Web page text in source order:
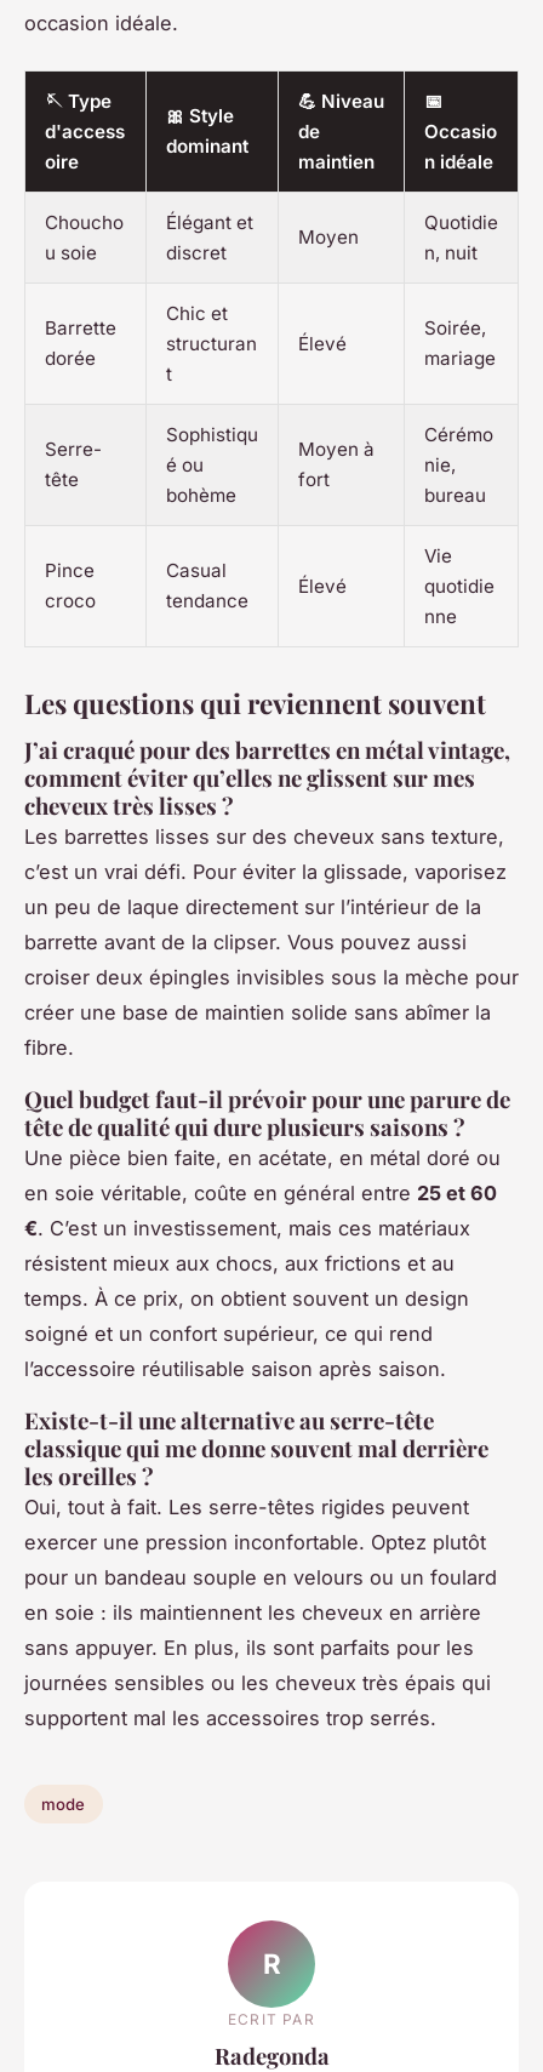
occasion idéale.
🪡 Type
d'access
oire
🎀 Style
dominant
💪 Niveau
de
maintien
📅
Occasio
n idéale
Choucho
u soie
Élégant et
discret
Moyen
Quotidie
n, nuit
Barrette
dorée
Chic et
structuran
t
Élevé
Soirée,
mariage
Serre-
tête
Sophistiqu
é ou
bohème
Moyen à
fort
Cérémo
nie,
bureau
Pince
croco
Casual
tendance
Élevé
Vie
quotidie
nne
Les questions qui reviennent souvent
J’ai craqué pour des barrettes en métal vintage,
comment éviter qu’elles ne glissent sur mes
cheveux très lisses ?
Les barrettes lisses sur des cheveux sans texture,
c’est un vrai défi. Pour éviter la glissade, vaporisez
un peu de laque directement sur l’intérieur de la
barrette avant de la clipser. Vous pouvez aussi
croiser deux épingles invisibles sous la mèche pour
créer une base de maintien solide sans abîmer la
fibre.
Quel budget faut-il prévoir pour une parure de
tête de qualité qui dure plusieurs saisons ?
Une pièce bien faite, en acétate, en métal doré ou
en soie véritable, coûte en général entre 25 et 60
€. C’est un investissement, mais ces matériaux
résistent mieux aux chocs, aux frictions et au
temps. À ce prix, on obtient souvent un design
soigné et un confort supérieur, ce qui rend
l’accessoire réutilisable saison après saison.
Existe-t-il une alternative au serre-tête
classique qui me donne souvent mal derrière
les oreilles ?
Oui, tout à fait. Les serre-têtes rigides peuvent
exercer une pression inconfortable. Optez plutôt
pour un bandeau souple en velours ou un foulard
en soie : ils maintiennent les cheveux en arrière
sans appuyer. En plus, ils sont parfaits pour les
journées sensibles ou les cheveux très épais qui
supportent mal les accessoires trop serrés.
mode
R
ECRIT PAR
Radegonda